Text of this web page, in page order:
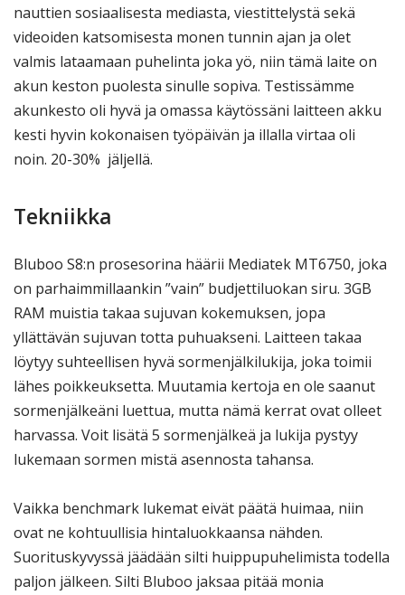
nauttien sosiaalisesta mediasta, viestittelystä sekä
videoiden katsomisesta monen tunnin ajan ja olet
valmis lataamaan puhelinta joka yö, niin tämä laite on
akun keston puolesta sinulle sopiva. Testissämme
akunkesto oli hyvä ja omassa käytössäni laitteen akku
kesti hyvin kokonaisen työpäivän ja illalla virtaa oli
noin. 20-30% jäljellä.
Tekniikka
Bluboo S8:n prosesorina häärii Mediatek MT6750, joka
on parhaimmillaankin ”vain” budjettiluokan siru. 3GB
RAM muistia takaa sujuvan kokemuksen, jopa
yllättävän sujuvan totta puhuakseni. Laitteen takaa
löytyy suhteellisen hyvä sormenjälkilukija, joka toimii
lähes poikkeuksetta. Muutamia kertoja en ole saanut
sormenjälkeäni luettua, mutta nämä kerrat ovat olleet
harvassa. Voit lisätä 5 sormenjälkeä ja lukija pystyy
lukemaan sormen mistä asennosta tahansa.
Vaikka benchmark lukemat eivät päätä huimaa, niin
ovat ne kohtuullisia hintaluokkaansa nähden.
Suorituskyvyssä jäädään silti huippupuhelimista todella
paljon jälkeen. Silti Bluboo jaksaa pitää monia